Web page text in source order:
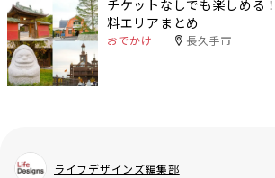
チケットなしでも楽しめる
料エリアまとめ
おでかけ 長久手市
ライフデザインズ編集部